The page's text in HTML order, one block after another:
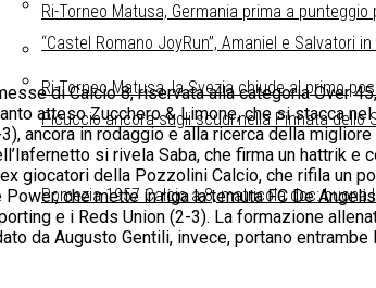
Ri-Torneo Matusa, Germania prima a punteggio
Ri-Torneo Matusa, la Svezia chiude al primo
“Castel Romano JoyRun”, Amaniel e Salvatori
Picuccio ancora sugli scudi nella Pinnata
Pomezia 1957 Calcio a 8, matricola doc: buona
di Calcio 8, riservata alla categoria Over
atteso Zucchero & Limone, che si stacca
in rodaggio e alla ricerca della
si rivela Saba, che firma un hattrik
giocatori della Pozzolini Calcio, che rifila un
che mette in riga la temuta FC De
e i Reds Union (2-3). La formazione
da Augusto Gentili, invece, portano entrambe